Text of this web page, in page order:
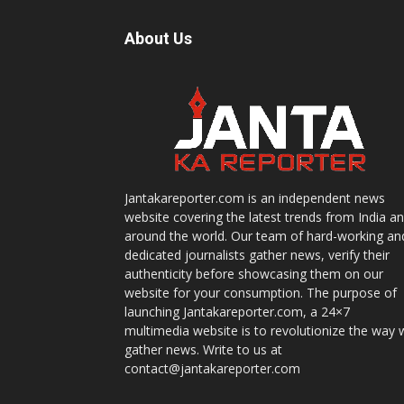
About Us
Jantakareporter.com is an independent news
website covering the latest trends from India
around the world. Our team of hard-working
dedicated journalists gather news, verify their
authenticity before showcasing them on our
website for your consumption. The purpose of
launching Jantakareporter.com, a 24×7
multimedia website is to revolutionize the way
gather news. Write to us at
contact@jantakareporter.com